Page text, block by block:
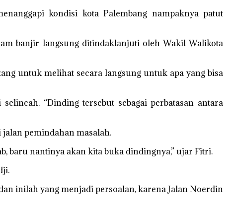
kondisi kota Palembang nampaknya patut
banjir langsung ditindaklanjuti oleh Wakil Walikota
untuk melihat secara langsung untuk apa yang bisa
“Dinding tersebut sebagai perbatasan antara
pemindahan masalah.
baru nantinya akan kita buka dindingnya,” ujar Fitri.
inilah yang menjadi persoalan, karena Jalan Noerdin